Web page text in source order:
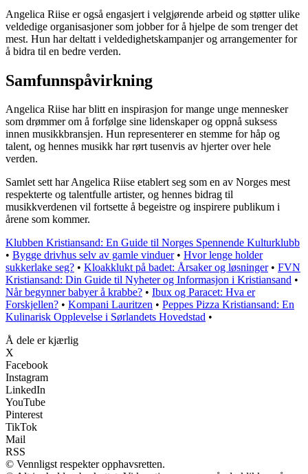
Angelica Riise er også engasjert i velgjørende arbeid og støtter ulike
veldedige organisasjoner som jobber for å hjelpe de som trenger det
mest. Hun har deltatt i veldedighetskampanjer og arrangementer for
å bidra til en bedre verden.
Samfunnspåvirkning
Angelica Riise har blitt en inspirasjon for mange unge mennesker
som drømmer om å forfølge sine lidenskaper og oppnå suksess
innen musikkbransjen. Hun representerer en stemme for håp og
talent, og hennes musikk har rørt tusenvis av hjerter over hele
verden.
Samlet sett har Angelica Riise etablert seg som en av Norges mest
respekterte og talentfulle artister, og hennes bidrag til
musikkverdenen vil fortsette å begeistre og inspirere publikum i
årene som kommer.
Klubben Kristiansand: En Guide til Norges Spennende Kulturklubb
• Bygge drivhus selv av gamle vinduer• Hvor lenge holder
sukkerlake seg? • Kloakklukt på badet: Årsaker og løsninger• FVN
Kristiansand: Din Guide til Nyheter og Informasjon i Kristiansand •
Når begynner babyer å krabbe? • Ibux og Paracet: Hva er
Forskjellen? • Kompani Lauritzen • Peppes Pizza Kristiansand: En
Kulinarisk Opplevelse i Sørlandets Hovedstad •
Å dele er kjærlig
X
Facebook
Instagram
LinkedIn
YouTube
Pinterest
TikTok
Mail
RSS
© Vennligst respekter opphavsretten.